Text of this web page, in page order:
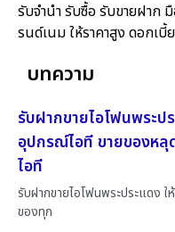
รับจำนำ รับซื้อ รับขายฝาก
รนด์เนม ให้ราคาสูง ดอกเบี้
บทความ
รับฝากขายไอโฟนพระป
อุปกรณ์ไอที ขายของห
ไอที
รับฝากขายไอโฟนพระประแดง
ของทุก